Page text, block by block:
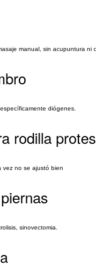
manual, sin acupuntura ni
diógenes.
rodilla
vez no se ajustó bien
sinovectomia.